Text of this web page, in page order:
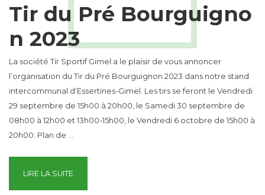
Tir du Pré Bourguigno
n 2023
La société Tir Sportif Gimel a le plaisir de vous annoncer
l’organisation du Tir du Pré Bourguignon 2023 dans notre stand
intercommunal d’Essertines-Gimel. Les tirs se feront le Vendredi
29 septembre de 15h00 à 20h00, le Samedi 30 septembre de
08h00 à 12h00 et 13h00-15h00, le Vendredi 6 octobre de 15h00 à
20h00. Plan de …
LIRE LA SUITE“TIR DU PRÉ BOURGUIGNON 2023”